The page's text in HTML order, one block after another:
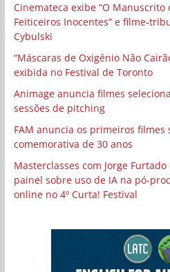
Cinemateca exibe “O Manuscrito
Feiticeiros Inocentes” e filme-
Cybulski
“Máscaras de Oxigênio Não
exibida no Festival de Toronto
Animage anuncia filmes
sessões de pitching
FAM anuncia os primeiros filmes
comemorativa de 30 anos
Masterclasses com Jorge
painel sobre uso de IA na pó-
online no 4º Curta! Festival